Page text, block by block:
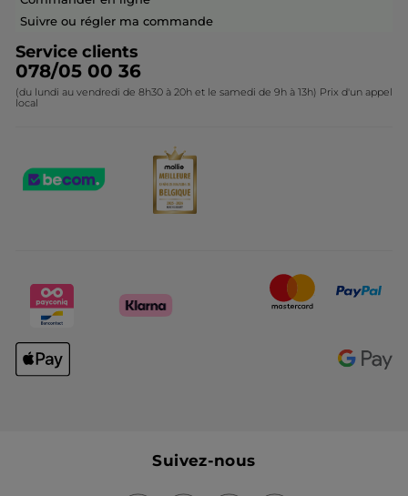
Contactez-nous
Suivre ou régler ma commande
Service clients
078/05 00 36
(du lundi au vendredi de 8h30 à 20h et le samedi de 9h à 13h) Prix d'un appel
local
Suivez-nous